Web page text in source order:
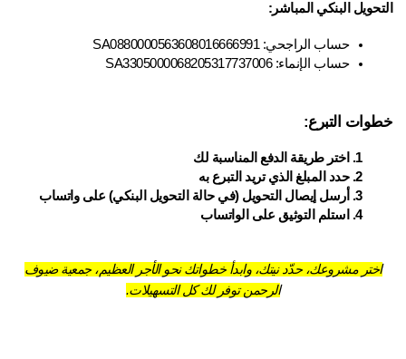
البنكي المباشر:
حساب الراجحي: SA0880000563608016666991
حساب الإنماء: SA3305000068205317737006
التبرع:
اختر طريقة الدفع المناسبة لك
حدد المبلغ الذي تريد التبرع به
أرسل إيصال التحويل (في حالة التحويل البنكي) على واتساب
استلم التوثيق على الواتساب
اختر مشروعك، حدّد نيتك، وابدأ خطواتك نحو الأجر العظيم، جمعية ضيوف
الرحمن توفر لك كل التسهيلات.